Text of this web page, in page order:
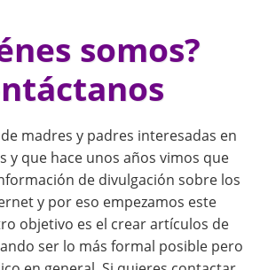
somos?
madres y padres interesadas en
y que hace unos años vimos que
de divulgación sobre los
y por eso empezamos este
objetivo es el crear artículos de
ser lo más formal posible pero